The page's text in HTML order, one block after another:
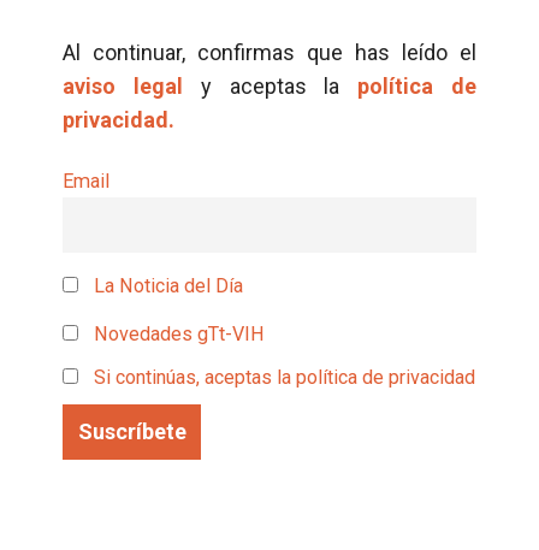
Al continuar, confirmas que has leído el
aviso legal
y aceptas la política de
privacidad.
Email
La Noticia del Día
Novedades gTt-VIH
Si continúas, aceptas la política de privacidad